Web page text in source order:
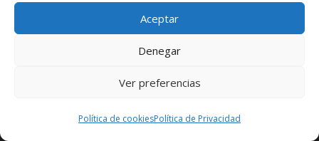
Aceptar
Denegar
Ver preferencias
Política de cookiesPolítica de Privacidad
¿Tienes algo que
celebrar?